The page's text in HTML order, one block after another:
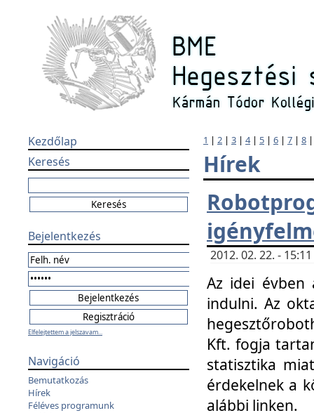
Kezdőlap
Keresés
Bejelentkezés
Elfelejtettem a jelszavam...
Navigáció
Bemutatkozás
Hírek
Féléves programunk
1 | 2 | 3 | 4| 5 | 6 | 7 | 8
Hírek
2012. 02. 22. -
Az idei évben
indulni. Az
Kft. fogja
statisztika
érdekelnek a
alábbi linken.